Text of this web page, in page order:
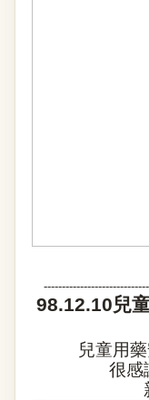
98.12.10兒
兒童用
很感